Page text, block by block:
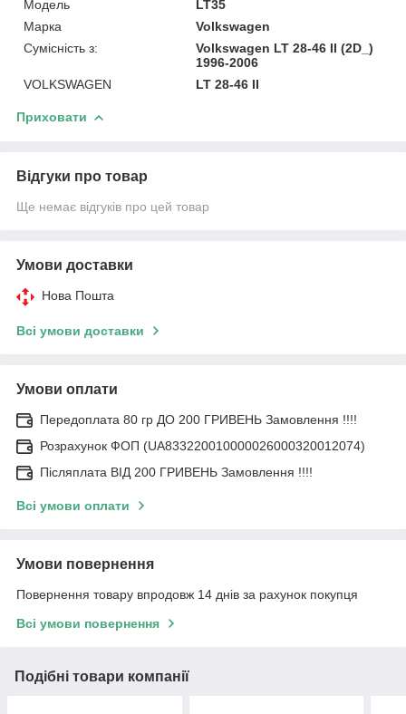
Модель
LT35
Марка
Volkswagen
Сумісність з:
Volkswagen LT 28-46 II (2D_)
1996-2006
VOLKSWAGEN
LT 28-46 II
Приховати
Відгуки про товар
Ще немає відгуків про цей товар
Умови доставки
Нова Пошта
Всі умови доставки
Умови оплати
Передоплата 80 гр ДО 200 ГРИВЕНЬ Замовлення !!!!
Розрахунок ФОП (UA833220010000026000320012074)
Післяплата ВІД 200 ГРИВЕНЬ Замовлення !!!!
Всі умови оплати
Умови повернення
Повернення товару впродовж 14 днів за рахунок покупця
Всі умови повернення
Подібні товари компанії